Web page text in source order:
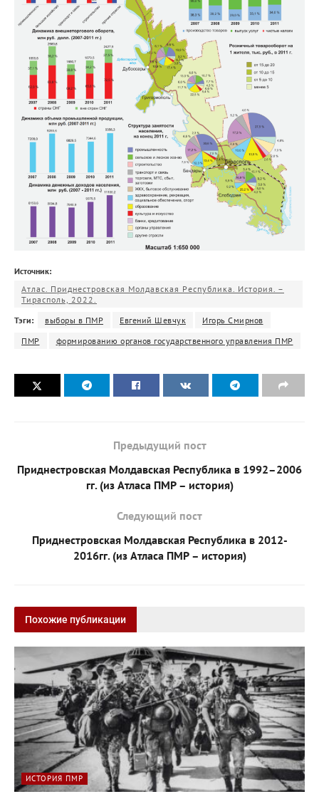
Источник:
Атлас. Приднестровская Молдавская Республика. История. –
Тирасполь, 2022.
Тэги:
выборы в ПМР Евгений Шевчук
Игорь Смирнов
ПМР
формированию органов государственного управления ПМР
Предыдущий пост
Приднестровская Молдавская Республика в 1992–2006
гг. (из Атласа ПМР – история)
Следующий пост
Приднестровская Молдавская Республика в 2012-
2016гг. (из Атласа ПМР – история)
Похожие публикации
ИСТОРИЯ ПМР